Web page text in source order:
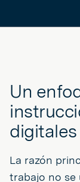
Un
digitales
La razón
trabajo no se